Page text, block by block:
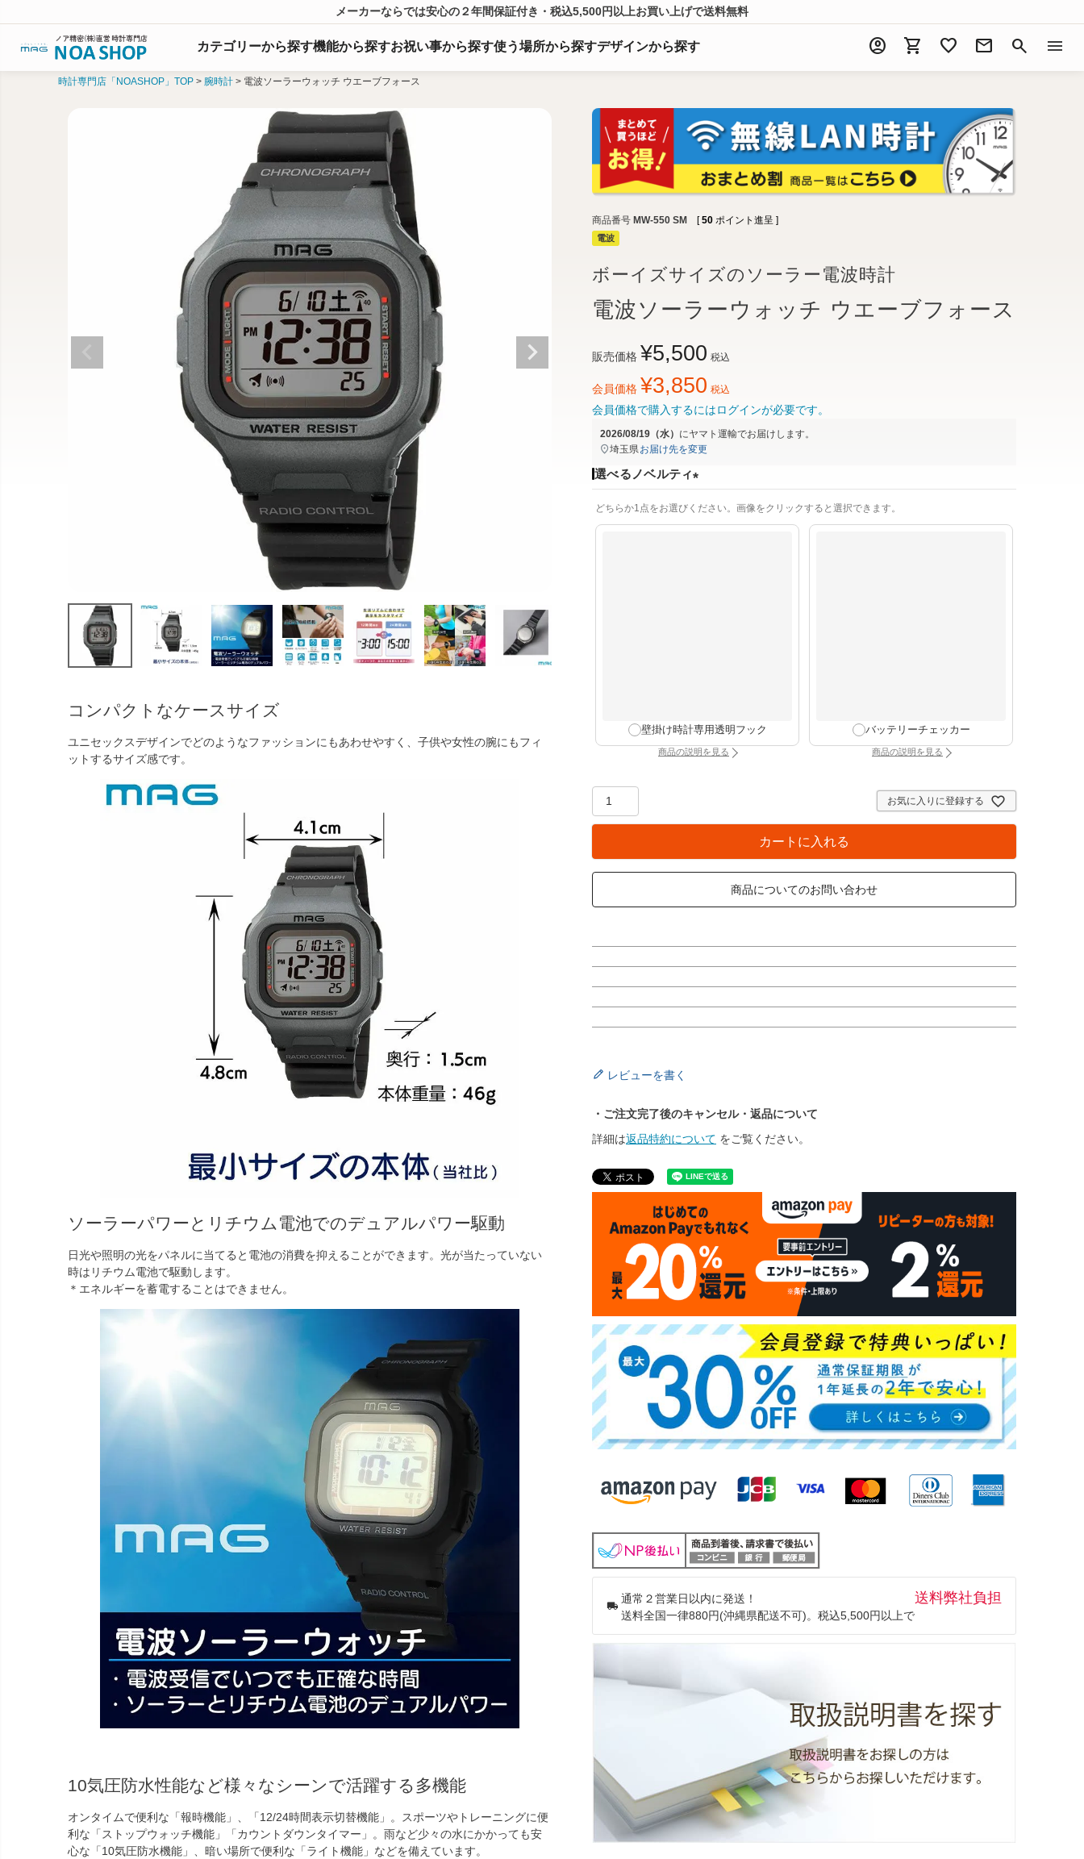
メーカーならでは安心の２年間保証付き・税込5,500円以上お買い上げで送料無料
カテゴリーから探す機能から探すお祝い事から探す使う場所から探すデザインから探す account_circle shopping_cart favorite mail search menu
時計専門店「NOASHOP」TOP 腕時計 電波ソーラーウォッチ ウエーブフォース
コンパクトなケースサイズ
ユニセックスデザインでどのようなファッションにもあわせやすく、子供や女性の腕にもフィ
ットするサイズ感です。
ソーラーパワーとリチウム電池でのデュアルパワー駆動
日光や照明の光をパネルに当てると電池の消費を抑えることができます。光が当たっていない
時はリチウム電池で駆動します。
＊エネルギーを蓄電することはできません。
10気圧防水性能など様々なシーンで活躍する多機能
オンタイムで便利な「報時機能」、「12/24時間表示切替機能」。スポーツやトレーニングに便
利な「ストップウォッチ機能」「カウントダウンタイマー」。雨など少々の水にかかっても安
心な「10気圧防水機能」、暗い場所で便利な「ライト機能」などを備えています。
商品番号 MW-550 SM [ 50 ポイント進呈 ]
電波
ボーイズサイズのソーラー電波時計
電波ソーラーウォッチ ウエーブフォース
販売価格 ¥5,500 税込
会員価格 ¥3,850 税込
会員価格で購入するにはログインが必要です。
2026/08/19（水） にヤマト運輸でお届けします。
埼玉県お届け先を変更
選べるノベルティ
必
どちらか1点をお選びください。画像をクリックすると選択できます。
壁掛け時計専用透明フック
商品の説明を見る：壁掛け時計専用透明フック（別タブで開きます）
バッテリーチェッカー
商品の説明を見る：バッテリーチェッカー（別タブで開きま
お気に入りに登録する
カートに入れる
商品についてのお問い合わせ
レビューを書く
・ご注文完了後のキャンセル・返品について
詳細は返品特約について をご覧ください。
通常２営業日以内に発送！
送料全国一律880円(沖縄県配送不可)。税込5,500円以上で
送料弊社負担